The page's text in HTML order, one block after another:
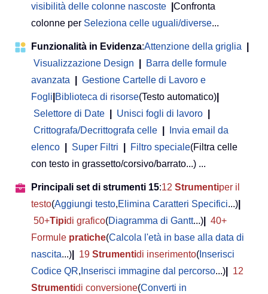
visibilità delle colonne nascoste
Confronta
colonne per Seleziona celle uguali/diverse...
Funzionalità in Evidenza:Attenzione della griglia
Visualizzazione Design
Barra delle formule
avanzata
Gestione Cartelle di Lavoro e
Fogli Biblioteca di risorse(Testo automatico)
Selettore di Date
Unisci fogli di lavoro
Crittografa/Decrittografa celle
Invia email da
elenco
Super Filtri Filtro speciale(Filtra celle
con testo in grassetto/corsivo/barrato...) ...
Principali set di strumenti 15:12 Strumentiper il
testo(Aggiungi testo,Elimina Caratteri Specifici...)
50+Tipidi grafico(Diagramma di Gantt...)
40+
Formule pratiche(Calcola l'età in base alla data di
nascita...) 19 Strumentidi inserimento( Inserisci
Codice QR, Inserisci immagine dal percorso...)
12
Strumentidi conversione(Converti in